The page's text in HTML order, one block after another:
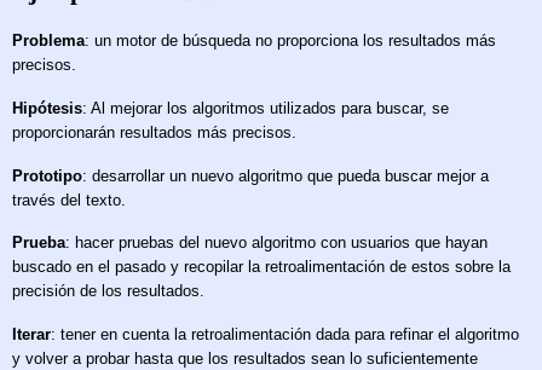
Problema: un motor de búsqueda no proporciona los resultados más
precisos.
Hipótesis: Al mejorar los algoritmos utilizados para buscar, se
proporcionarán resultados más precisos.
Prototipo: desarrollar un nuevo algoritmo que pueda buscar mejor a
través del texto.
Prueba: hacer pruebas del nuevo algoritmo con usuarios que hayan
buscado en el pasado y recopilar la retroalimentación de estos sobre la
precisión de los resultados.
Iterar: tener en cuenta la retroalimentación dada para refinar el algoritmo
y volver a probar hasta que los resultados sean lo suficientemente